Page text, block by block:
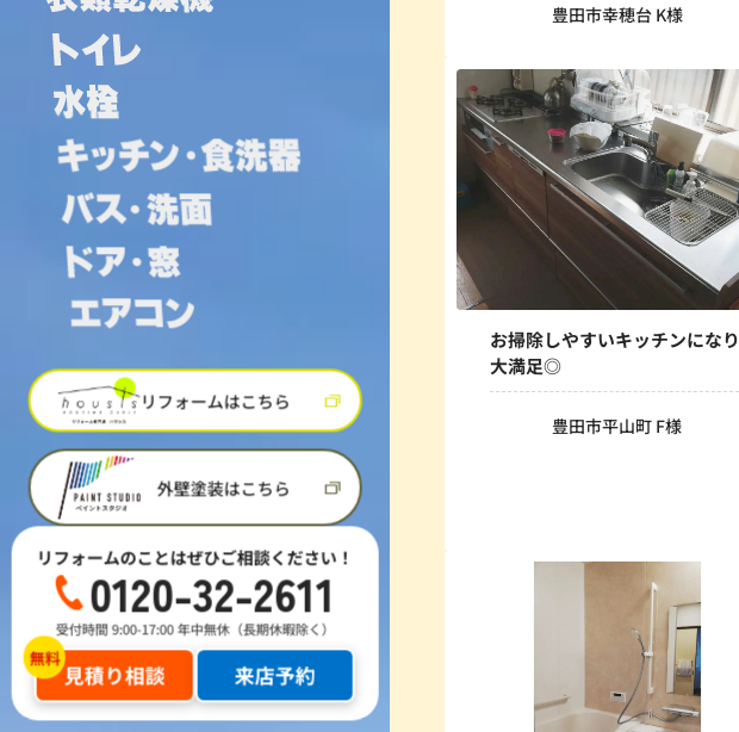
リフォームはこちら
外壁塗装はこちら
リフォームのことはぜひご相談ください！
0120-32-2611
受付時間 9:00-17:00 年中無休（長期休暇除く）
見積り相談 来店予約
豊田市幸穂台 K様
お掃除しやすいキッチンになり
大満足◎
豊田市平山町 F様